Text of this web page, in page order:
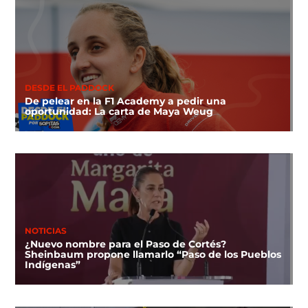
DESDE EL PADDOCK
De pelear en la F1 Academy a pedir una
oportunidad: La carta de Maya Weug
NOTICIAS
¿Nuevo nombre para el Paso de Cortés?
Sheinbaum propone llamarlo “Paso de los Pueblos
Indígenas”